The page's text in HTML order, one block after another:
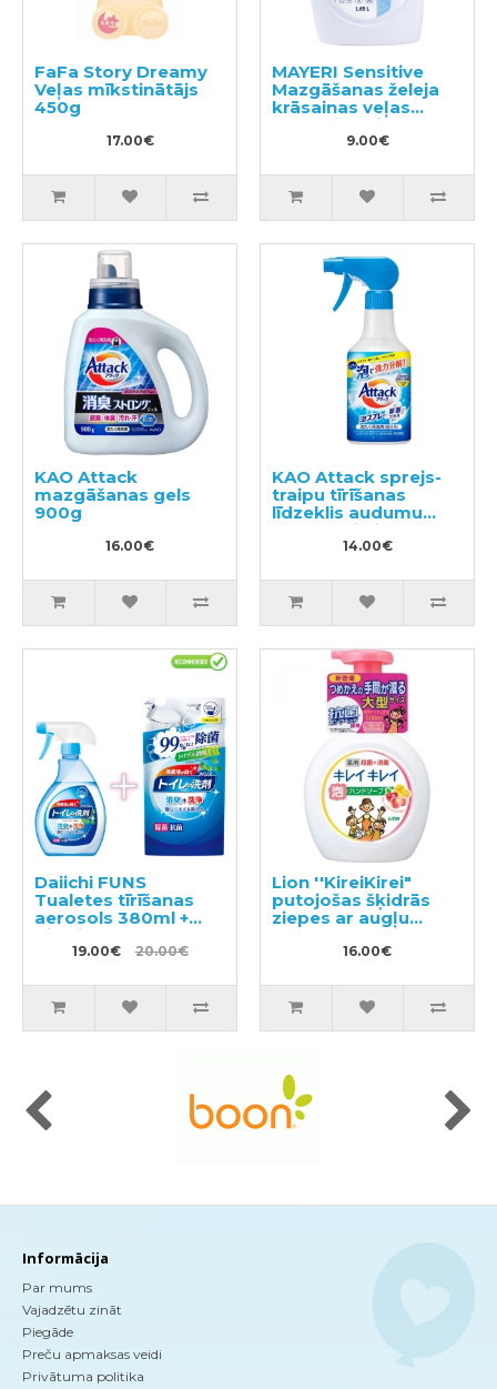
FaFa Story Dreamy
Veļas mīkstinātājs
450g
17.00€
MAYERI Sensitive
Mazgāšanas želeja
krāsainas veļas
mazgāšanai 1.65l
9.00€
KAO Attack
mazgāšanas gels
900g
16.00€
KAO Attack sprejs-
traipu tīrīšanas
līdzeklis audumu
apstrādei pirms
mazgāšanas 300ml
14.00€
Daiichi FUNS
Tualetes tīrīšanas
aerosols 380ml +
pildviela 330ml
19.00€ 20.00€
Lion ''KireiKirei"
putojošas šķidrās
ziepes ar augļu
aromātu 500 ml
16.00€
Informācija
Par mums
Vajadzētu zināt
Piegāde
Preču apmaksas veidi
Privātuma politika